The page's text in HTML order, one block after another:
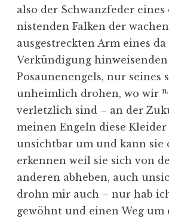
also der Schwanzfeder eines
nistenden Falken der
ausgestreckten Arm eines
Verkündigung hinweisenden
Posaunenengels, nur seines
unheimlich drohen, wo wir n.
verletzlich sind – an der
meinen Engeln diese Kleider
unsichtbar um und kann sie
erkennen weil sie sich von
anderen abheben, auch
drohn mir auch – nur hab
gewöhnt und einen Weg